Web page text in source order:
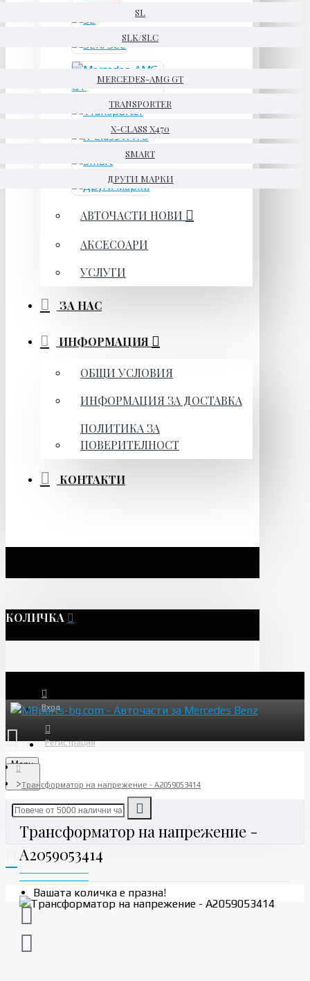
SL
SLK/SLC
MERCEDES-AMG GT
TRANSPORTER
X-CLASS X470
SMART
ДРУГИ МАРКИ
АВТОЧАСТИ НОВИ
АКСЕСОАРИ
УСЛУГИ
ЗА НАС
ИНФОРМАЦИЯ
ОБЩИ УСЛОВИЯ
ИНФОРМАЦИЯ ЗА ДОСТАВКА
ПОЛИТИКА ЗА
ПОВЕРИТЕЛНОСТ
КОНТАКТИ
КОЛИЧКА
Вход
Регистрация
Menu
Вашата количка е празна!
Трансформатор на напрежение - A2059053414
Трансформатор на напрежение -
A2059053414